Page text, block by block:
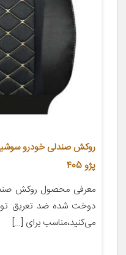
پژو 405
دوخت شده ضد تعریق
می‌کنید،مناسب برای […]